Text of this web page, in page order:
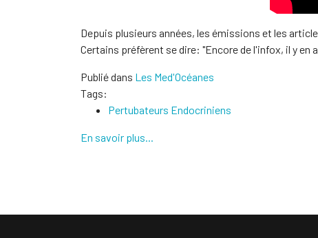
Depuis plusieurs années, les émissions et les
Certains préfèrent se dire: "Encore de l'infox, il y en
Publié dans Les Med'Océanes
Tags:
Pertubateurs Endocriniens
En savoir plus...